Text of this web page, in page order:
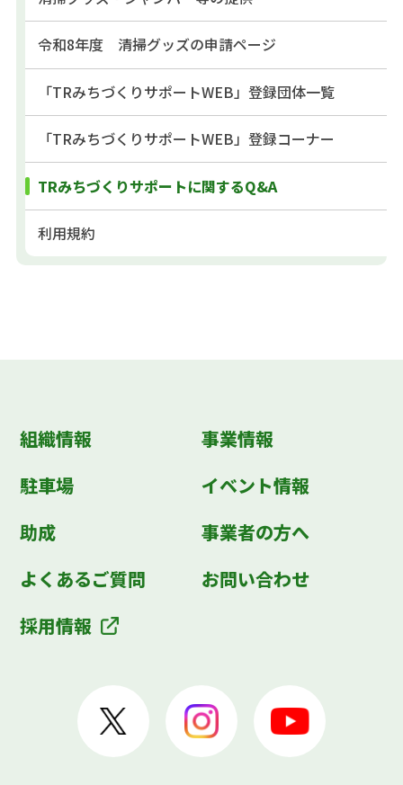
令和8年度 清掃グッズの申請ページ
「TRみちづくりサポートWEB」登録団体一覧
「TRみちづくりサポートWEB」登録コーナー
TRみちづくりサポートに関するQ&A
利用規約
組織情報
事業情報
駐車場
イベント情報
助成
事業者の方へ
よくあるご質問
お問い合わせ
採用情報